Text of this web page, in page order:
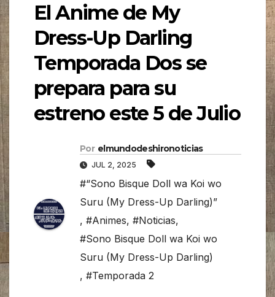
El Anime de My
Dress-Up Darling
Temporada Dos se
prepara para su
estreno este 5 de Julio
Por elmundodeshironoticias
JUL 2, 2025
#“Sono Bisque Doll wa Koi wo
Suru (My Dress-Up Darling)”
, #Animes, #Noticias,
#Sono Bisque Doll wa Koi wo
Suru (My Dress-Up Darling)
, #Temporada 2